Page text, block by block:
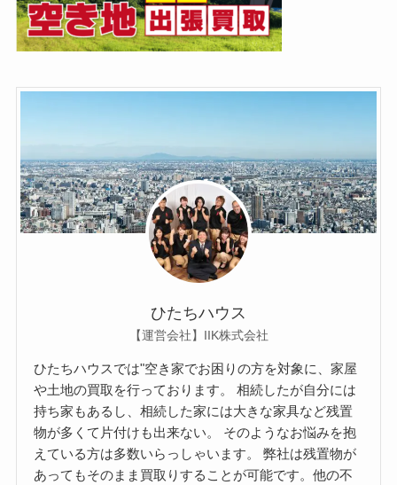
ひたちハウス
【運営会社】IIK株式会社
ひたちハウスでは"空き家でお困りの方を対象に、家屋
や土地の買取を行っております。 相続したが自分には
持ち家もあるし、相続した家には大きな家具など残置
物が多くて片付けも出来ない。 そのようなお悩みを抱
えている方は多数いらっしゃいます。 弊社は残置物が
あってもそのまま買取りすることが可能です。他の不